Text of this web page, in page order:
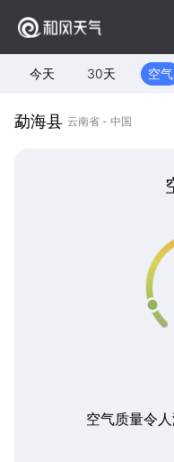
今天 30天 空气
勐海县 云南省 - 中国
空气质量令